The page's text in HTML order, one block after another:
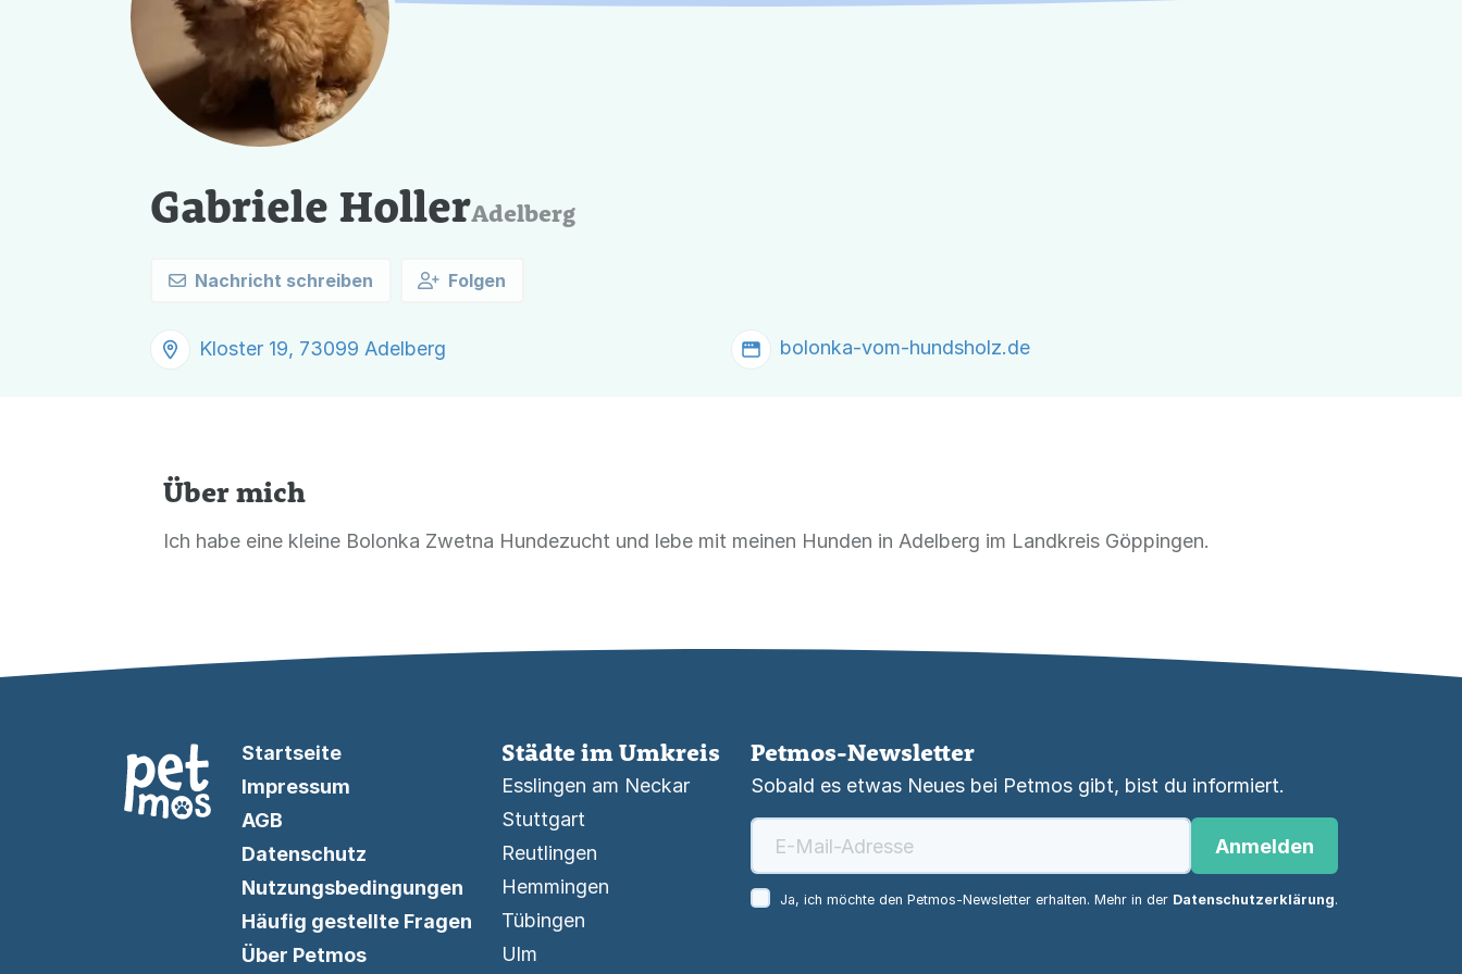
Gabriele HollerAdelberg
Nachricht schreiben Folgen
Kloster 19, 73099 Adelberg bolonka-vom-hundsholz.de
Über mich
Ich habe eine kleine Bolonka Zwetna Hundezucht und lebe mit meinen Hunden in Adelberg im Landkreis Göppingen.
Startseite
Impressum
AGB
Datenschutz
Nutzungsbedingungen
Häufig gestellte Fragen
Über Petmos
Städte im Umkreis
Esslingen am Neckar
Stuttgart
Reutlingen
Hemmingen
Tübingen
Ulm
Petmos-Newsletter
Sobald es etwas Neues bei Petmos gibt, bist du informiert.
Anmelden
Ja, ich möchte den Petmos-Newsletter erhalten. Mehr in der Datenschutzerklärung.